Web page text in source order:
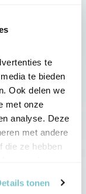
te
te bieden
Ook delen we
met onze
analyse. Deze
met andere
die ze hebben
tonen